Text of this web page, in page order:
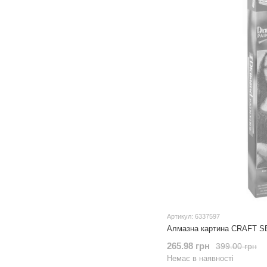
Артикул: 6337597
Алмазна картина CRAFT
399.00 грн
265.98 грн
Немає в наявності